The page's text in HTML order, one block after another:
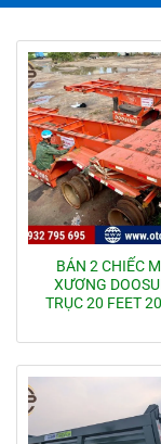
BÁN 2 CHIẾC
XƯƠNG
TRỤC 20 FEET